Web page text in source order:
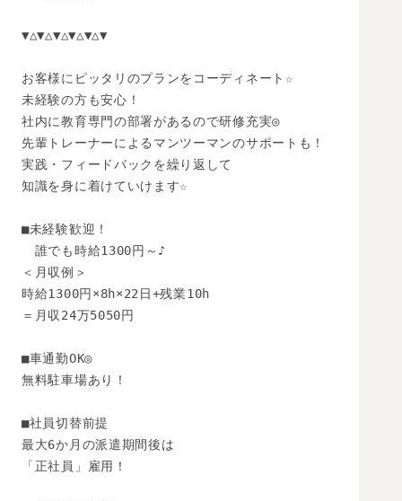
▼△▼△▼△▼△▼△▼
お客様にピッタリのプランをコーディネート☆
未経験の方も安心！
社内に教育専門の部署があるので研修充実◎
先輩トレーナーによるマンツーマンのサポートも！
実践・フィードバックを繰り返して
知識を身に着けていけます☆
■未経験歓迎！
誰でも時給1300円～♪
＜月収例＞
時給1300円×8h×22日+残業10h
＝月収24万5050円
■車通勤OK◎
無料駐車場あり！
■社員切替前提
最大6か月の派遣期間後は
「正社員」雇用！